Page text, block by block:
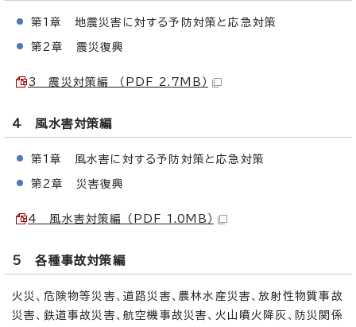
第1章 地震災害に対する予防対策と応急対策
第2章 震災復興
3 震災対策編 （PDF 2.7MB）
4 風水害対策編
第1章 風水害に対する予防対策と応急対策
第2章 災害復興
4 風水害対策編 （PDF 1.0MB）
5 各種事故対策編
火災、危険物等災害、道路災害、農林水産災害、放射性物質事故
災害、鉄道事故災害、航空機事故災害、火山噴火降灰、防災関係